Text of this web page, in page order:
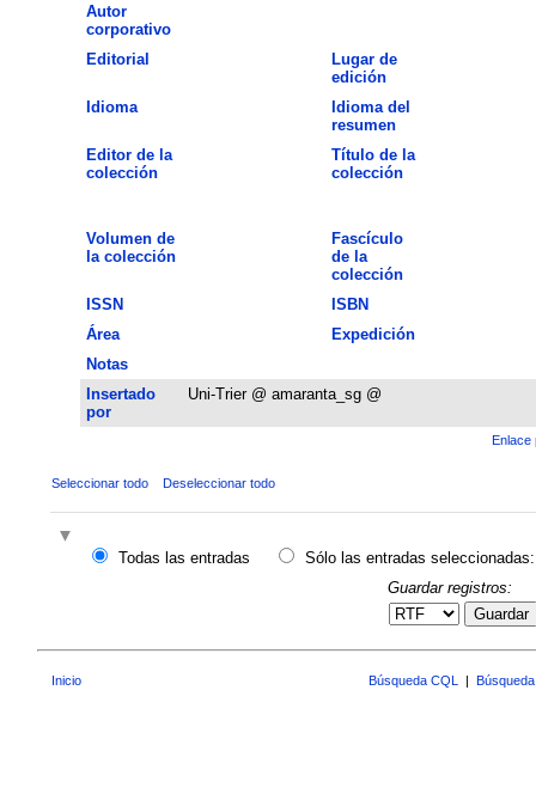
Autor
corporativo
Editorial
Lugar de
edición
Idioma
Idioma del
resumen
Editor de la
colección
Título de la
colección
Volumen de
la colección
Fascículo
de la
colección
ISSN
ISBN
Área
Expedición
Notas
Insertado
por
Uni-Trier @ amaranta_sg @
Enlace
Seleccionar todo Deseleccionar todo
Todas las entradas
Sólo las entradas seleccionadas:
Guardar registros:
Guardar
Inicio Búsqueda CQL